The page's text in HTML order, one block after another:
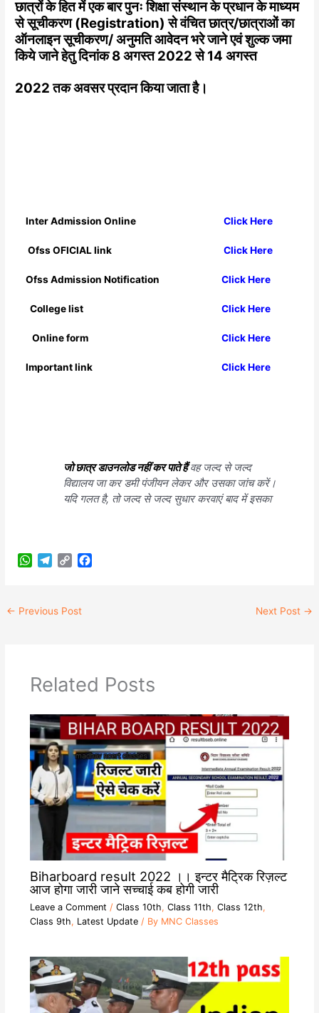
छात्रों के हित में एक बार पुनः शिक्षा संस्थान के प्रधान के माध्यम
से सूचीकरण (Registration) से वंचित छात्र/छात्राओं का
ऑनलाइन सूचीकरण/ अनुमति आवेदन भरे जाने एवं शुल्क जमा
किये जाने हेतु दिनांक 8 अगस्त 2022 से 14 अगस्त
2022 तक अवसर प्रदान किया जाता है।
Inter Admission Online Click Here
Ofss OFICIAL link Click Here
Ofss Admission Notification Click Here
College list Click Here
Online form Click Here
Important link Click Here
जो छात्र डाउनलोड नहीं कर पाते हैंवह जल्द से जल्द
विद्यालय जा कर डमी पंजीयन लेकर और उसका जांच करें।
यदि गलत है, तो जल्द से जल्द सुधार करवाएं बाद में इसका
W
s
g
C
L
← Previous Post Next Post →
Related Posts
Biharboard result 2022 ।। इन्टर मैट्रिक रिज़ल्ट
आज होगा जारी जाने सच्चाई कब होगी जारी
Leave a Comment / Class 10th, Class 11th, Class 12th,
Class 9th, Latest Update/ By MNC Classes